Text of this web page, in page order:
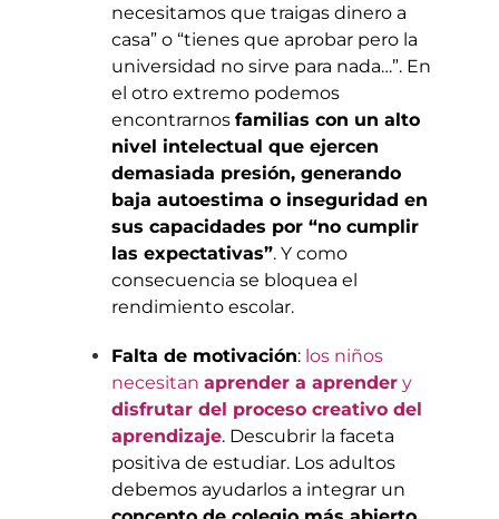
necesitamos que traigas dinero a
casa” o “tienes que aprobar pero la
universidad no sirve para nada…”. En
el otro extremo podemos
encontrarnos familias con un alto
nivel intelectual que ejercen
demasiada presión, generando
baja autoestima o inseguridad en
sus capacidades por “no cumplir
las expectativas”. Y como
consecuencia se bloquea el
rendimiento escolar.
Falta de motivación: los niños
necesitan aprender a aprendery
disfrutar del proceso creativo del
aprendizaje. Descubrir la faceta
positiva de estudiar. Los adultos
debemos ayudarlos a integrar un